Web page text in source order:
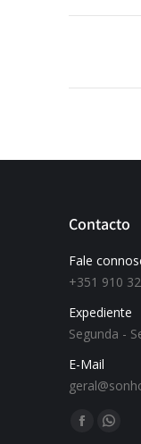
Contacto
Fale
+351 910
Expediente
Segunda -
E-Mail
Find us on: